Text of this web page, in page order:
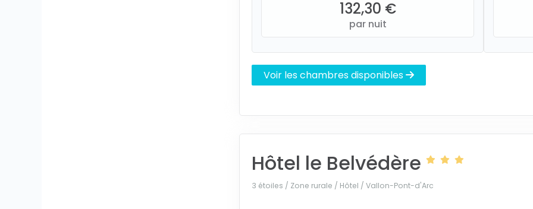
132,30 €
par nuit
Voir les chambres disponibles
Hôtel le Belvédère
3 étoiles / Zone rurale / Hôtel / Vallon-Pont-d'Arc